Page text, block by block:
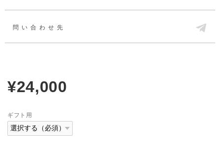
問い合わせ先
¥24,000
ギフト用